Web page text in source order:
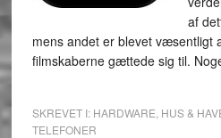
af
mens andet er blevet væsentligt
filmskaberne gættede sig til.
SKREVET I: HARDWARE HUS &
TELEFONER